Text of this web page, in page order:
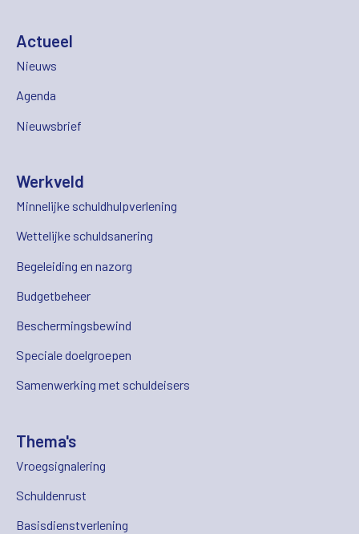
Actueel
Nieuws
Agenda
Nieuwsbrief
Werkveld
Minnelijke schuldhulpverlening
Wettelijke schuldsanering
Begeleiding en nazorg
Budgetbeheer
Beschermingsbewind
Speciale doelgroepen
Samenwerking met schuldeisers
Thema's
Vroegsignalering
Schuldenrust
Basisdienstverlening